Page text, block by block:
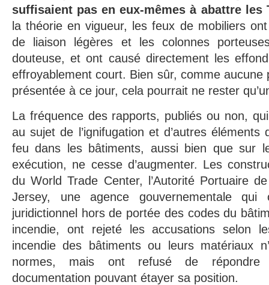
suffisaient pas en eux-mêmes à abattre les
la théorie en vigueur, les feux de mobiliers
de liaison légères et les colonnes
douteuse, et ont causé directement les
effroyablement court. Bien sûr, comme aucune
présentée à ce jour, cela pourrait ne rester
La fréquence des rapports, publiés ou non,
au sujet de l’ignifugation et d’autres
feu dans les bâtiments, aussi bien que sur
exécution, ne cesse d’augmenter. Les
du World Trade Center, l’Autorité Portuaire
Jersey, une agence gouvernementale
juridictionnel hors de portée des codes du
incendie, ont rejeté les accusations selon
incendie des bâtiments ou leurs matériaux
normes, mais ont refusé de répondre
documentation pouvant étayer sa position.